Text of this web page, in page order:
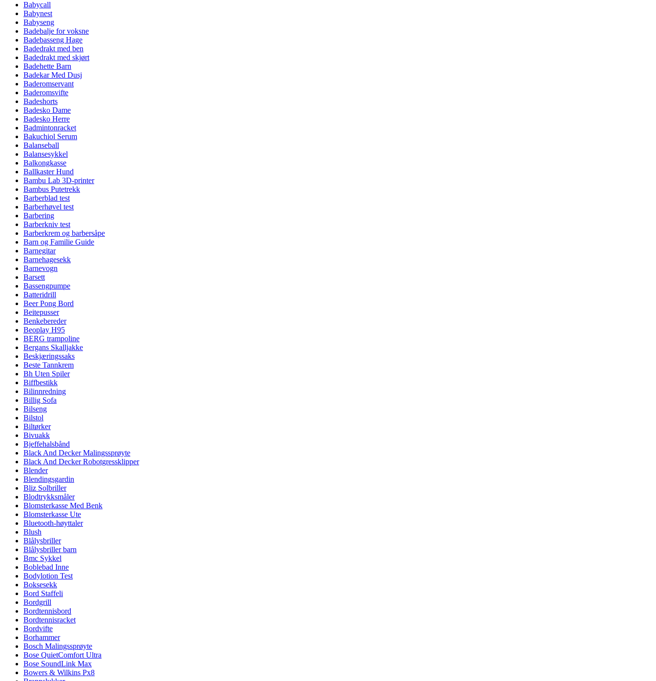
Babycall
Babynest
Babyseng
Badebalje for voksne
Badebasseng Hage
Badedrakt med ben
Badedrakt med skjørt
Badehette Barn
Badekar Med Dusj
Baderomservant
Baderomsvifte
Badeshorts
Badesko Dame
Badesko Herre
Badmintonracket
Bakuchiol Serum
Balanseball
Balansesykkel
Balkongkasse
Ballkaster Hund
Bambu Lab 3D-printer
Bambus Putetrekk
Barberblad test
Barberhøvel test
Barbering
Barberkniv test
Barberkrem og barbersåpe
Barn og Familie Guide
Barnegitar
Barnehagesekk
Barnevogn
Barsett
Bassengpumpe
Batteridrill
Beer Pong Bord
Beitepusser
Benkebereder
Beoplay H95
BERG trampoline
Bergans Skalljakke
Beskjæringssaks
Beste Tannkrem
Bh Uten Spiler
Biffbestikk
Bilinnredning
Billig Sofa
Bilseng
Bilstol
Biltørker
Bivuakk
Bjeffehalsbånd
Black And Decker Malingssprøyte
Black And Decker Robotgressklipper
Blender
Blendingsgardin
Bliz Solbriller
Blodtrykksmåler
Blomsterkasse Med Benk
Blomsterkasse Ute
Bluetooth-høyttaler
Blush
Blålysbriller
Blålysbriller barn
Bmc Sykkel
Boblebad Inne
Bodylotion Test
Boksesekk
Bord Staffeli
Bordgrill
Bordtennisbord
Bordtennisracket
Bordvifte
Borhammer
Bosch Malingssprøyte
Bose QuietComfort Ultra
Bose SoundLink Max
Bowers & Wilkins Px8